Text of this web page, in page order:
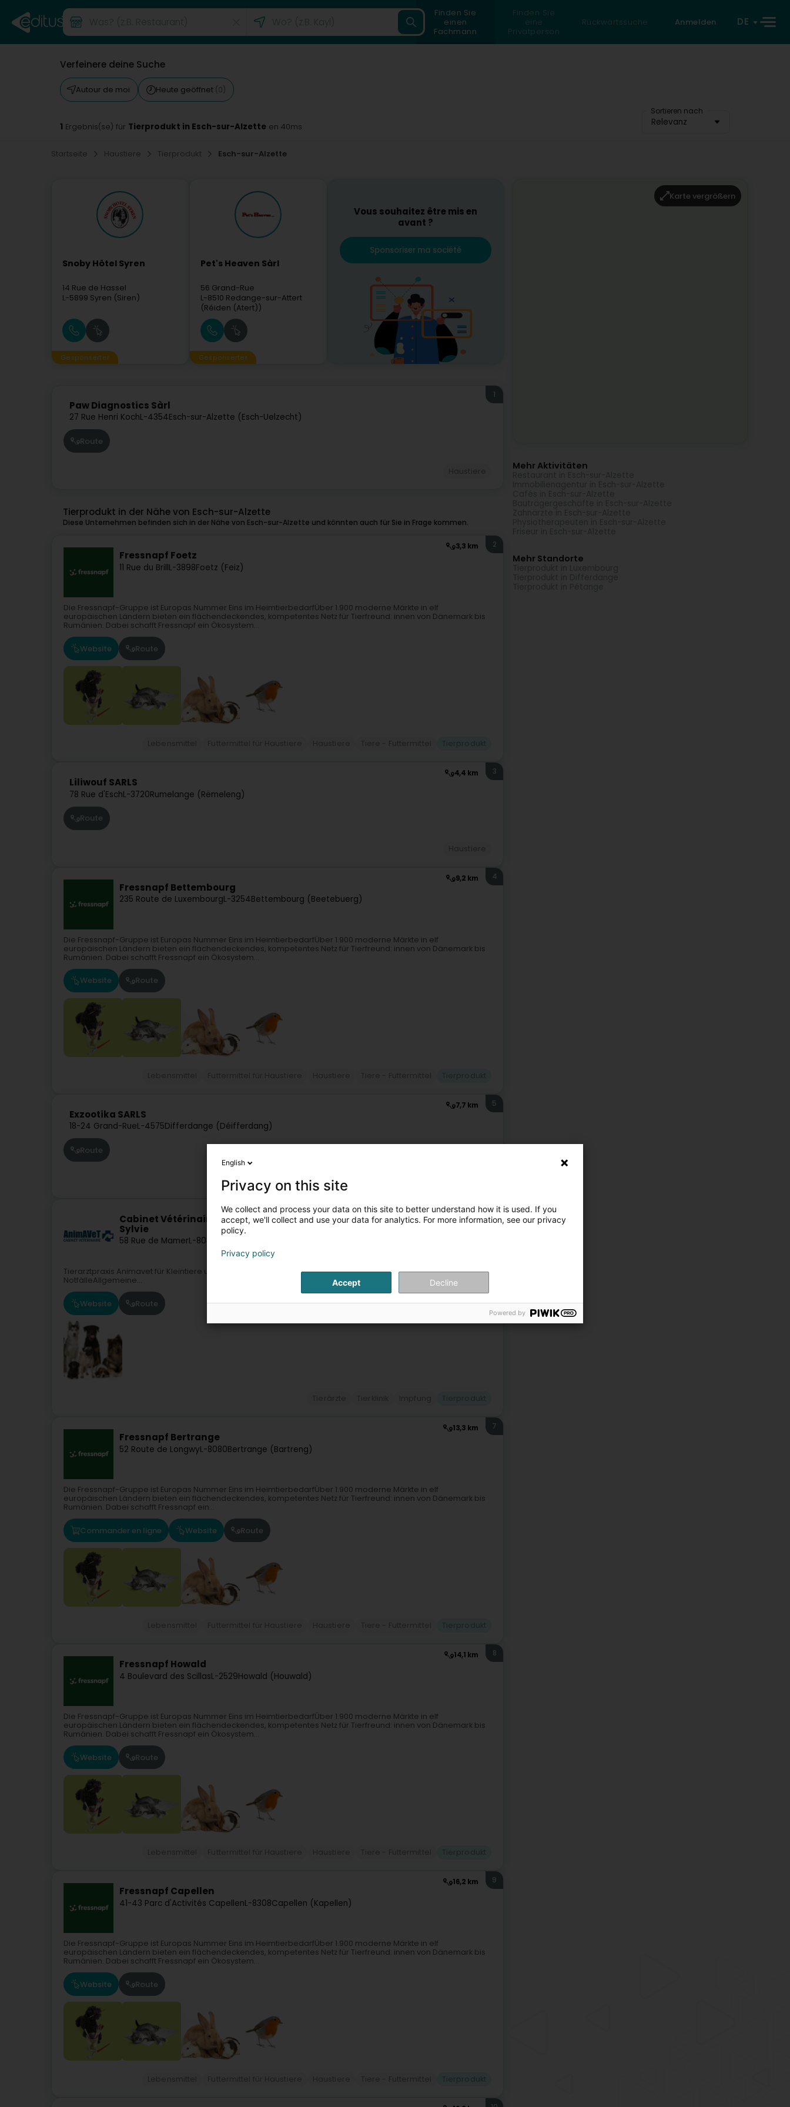
Finden Sie
einen
Fachmann
Finden Sie
eine
Privatperson
Rückwärtssuche Anmelden DE
Verfeinere deine Suche
Autour de moi Heute geöffnet (0)
Sortieren nach
Relevanz
1 Ergebnis(se) für Tierprodukt in Esch-sur-Alzette en 40ms
Startseite Haustiere Tierprodukt Esch-sur-Alzette
Snoby Hôtel Syren
14 Rue de Hassel
L-5899 Syren (Siren)
Gesponserter
Pet's Heaven Sàrl
56 Grand-Rue
L-8510 Redange-sur-Attert
(Réiden (Atert))
Gesponserter
Vous souhaitez être mis en
avant ?
Sponsoriser ma société
Paw Diagnostics Sàrl
27 Rue Henri KochL-4354Esch-sur-Alzette (Esch-Uelzecht)
1
Route
Tierprodukt in der Nähe von Esch-sur-Alzette
Diese Unternehmen befinden sich in der Nähe von Esch-sur-Alzette und könnten auch für Sie in Frage kommen.
3,3 km
Fressnapf Foetz
11 Rue du BrillL-3898Foetz (Feiz)
2
Die Fressnapf-Gruppe ist Europas Nummer Eins im HeimtierbedarfÜber 1.900 moderne Märkte in elf
europäischen Ländern bieten ein flächendeckendes, kompetentes Netz für Tierfreund: innen von Dänemark bis
Rumänien. Dabei schafft Fressnapf ein Ökosystem...
Website Route
4,4 km
Liliwouf SARLS
78 Rue d'EschL-3720Rumelange (Rëmeleng)
3
Route
9,2 km
Fressnapf Bettembourg
235 Route de LuxembourgL-3254Bettembourg (Beetebuerg)
4
Die Fressnapf-Gruppe ist Europas Nummer Eins im HeimtierbedarfÜber 1.900 moderne Märkte in elf
europäischen Ländern bieten ein flächendeckendes, kompetentes Netz für Tierfreund: innen von Dänemark bis
Rumänien. Dabei schafft Fressnapf ein Ökosystem...
Website Route
7,7 km
Exzootika SARLS
18-24 Grand-RueL-4575Differdange (Déifferdang)
5
Route
14 km
Cabinet Vétérinaire Animavet - Drs Libert François & Feis
Sylvie
58 Rue de MamerL-8081
6
Tierarztpraxis Animavet für Kleintiere und N.A.C. (Neue Haustiere)Termine nur nach Vereinbarung /
NotfälleAllgemeine...
Website Route
13,3 km
Fressnapf Bertrange
52 Route de LongwyL-8080Bertrange (Bartreng)
7
Die Fressnapf-Gruppe ist Europas Nummer Eins im HeimtierbedarfÜber 1.900 moderne Märkte in elf
europäischen Ländern bieten ein flächendeckendes, kompetentes Netz für Tierfreund: innen von Dänemark bis
Rumänien. Dabei schafft Fressnapf ein...
Commander en ligne Website Route
14,1 km
Fressnapf Howald
4 Boulevard des ScillasL-2529Howald (Houwald)
8
Die Fressnapf-Gruppe ist Europas Nummer Eins im HeimtierbedarfÜber 1.900 moderne Märkte in elf
europäischen Ländern bieten ein flächendeckendes, kompetentes Netz für Tierfreund: innen von Dänemark bis
Rumänien. Dabei schafft Fressnapf ein Ökosystem...
Website Route
16,2 km
Fressnapf Capellen
41-43 Parc d'Activités CapellenL-8308Capellen (Kapellen)
9
Die Fressnapf-Gruppe ist Europas Nummer Eins im HeimtierbedarfÜber 1.900 moderne Märkte in elf
europäischen Ländern bieten ein flächendeckendes, kompetentes Netz für Tierfreund: innen von Dänemark bis
Rumänien. Dabei schafft Fressnapf ein Ökosystem...
Website Route
Karte vergrößern
Mehr Aktivitäten
Mehr Standorte
English
Privacy on this site
We collect and process your data on this site to better understand how it is used. If you
accept, we'll collect and use your data for analytics. For more information, see our privacy
policy.
Privacy policy
Accept Decline
Powered by